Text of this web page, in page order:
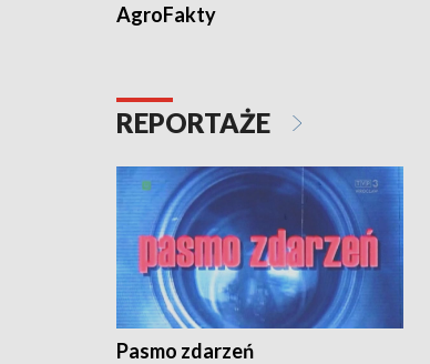
AgroFakty
REPORTAŻE
Pasmo zdarzeń